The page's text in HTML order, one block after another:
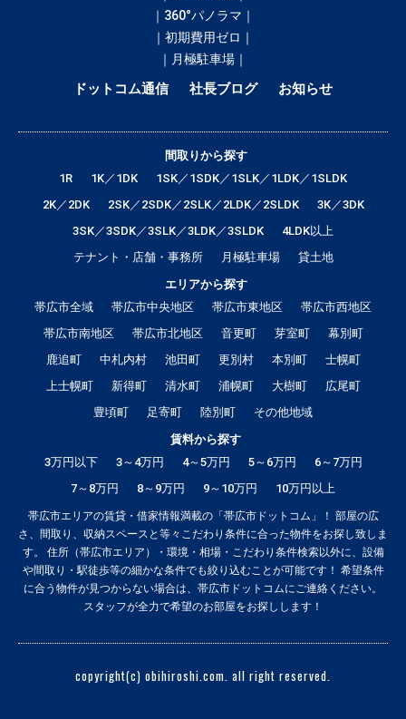
｜360°パノラマ｜
｜初期費用ゼロ｜
｜月極駐車場｜
ドットコム通信 社長ブログ お知らせ
間取りから探す
1R
1K／1DK
1SK／1SDK／1SLK／1LDK／1SLDK
2K／2DK
2SK／2SDK／2SLK／2LDK／2SLDK
3K／3DK
3SK／3SDK／3SLK／3LDK／3SLDK
4LDK以上
テナント・店舗・事務所
月極駐車場
貸土地
エリアから探す
帯広市全域
帯広市中央地区 帯広市東地区
帯広市西地区
帯広市南地区
帯広市北地区 音更町 芽室町
幕別町
鹿追町
中札内村 池田町 更別村 本別町
士幌町
上士幌町
新得町 清水町 浦幌町 大樹町
広尾町
豊頃町
足寄町 陸別町
その他地域
賃料から探す
3万円以下
3～4万円 4～5万円 5～6万円
6～7万円
7～8万円
8～9万円 9～10万円 10万円以上
帯広市エリアの賃貸・借家情報満載の「帯広市ドットコム」！ 部屋の広
さ、間取り、収納スペースと等々こだわり条件に合った物件をお探し致しま
す。 住所（帯広市エリア）・環境・相場・こだわり条件検索以外に、設備
や間取り・駅徒歩等の細かな条件でも絞り込むことが可能です！ 希望条件
に合う物件が見つからない場合は、帯広市ドットコムにご連絡ください。
スタッフが全力で希望のお部屋をお探しします！
copyright(c) obihiroshi.com. all right reserved.